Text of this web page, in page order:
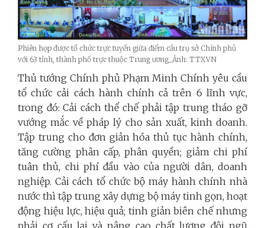
Phiên họp được tổ chức trực tuyến giữa điểm cầu trụ sở Chính phủ
với 63 tỉnh, thành phố trực thuộc Trung ương_Ảnh: TTXVN
Thủ tướng Chính phủ Phạm Minh Chính yêu cầu
tổ chức cải cách hành chính cả trên 6 lĩnh vực,
trong đó: Cải cách thể chế phải tập trung tháo gỡ
vướng mắc về pháp lý cho sản xuất, kinh doanh.
Tập trung cho đơn giản hóa thủ tục hành chính,
tăng cường phân cấp, phân quyền; giảm chi phí
tuân thủ, chi phí đầu vào của người dân, doanh
nghiệp. Cải cách tổ chức bộ máy hành chính nhà
nước thì tập trung xây dựng bộ máy tinh gọn, hoạt
động hiệu lực, hiệu quả; tinh giản biên chế nhưng